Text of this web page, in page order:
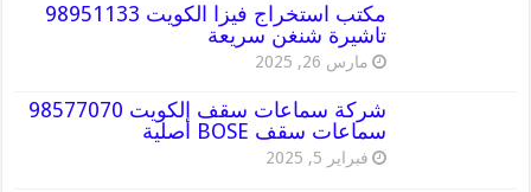
مكتب استخراج فيزا الكويت 98951133
تاشيرة شنغن سريعة
مارس 26, 2025
شركة سماعات سقف الكويت 98577070
سماعات سقف BOSE أصلية
فبراير 5, 2025